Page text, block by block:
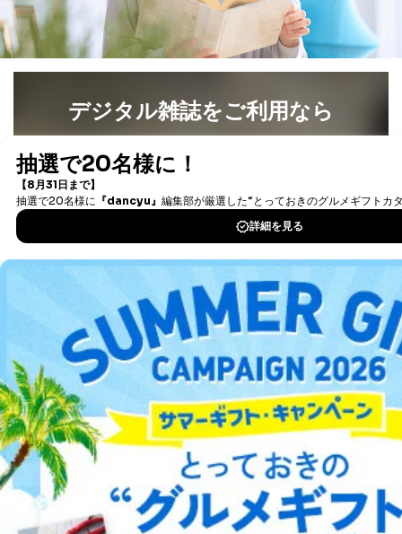
デジタル雑誌をご利用なら
書籍）が無料で読み放題！
DOWNLOAD FOR IOS
DOWNLOAD FOR ANDROID
ご利用方法はこちら
総合案内
アフィリエイト 採用情報
プレスリリース お問い合わせ